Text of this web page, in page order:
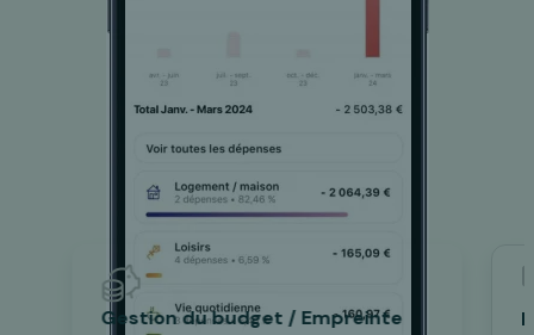
Gestion du budget / Empreinte